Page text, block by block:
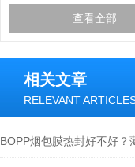
查看全部
相关文章
RELEVANT